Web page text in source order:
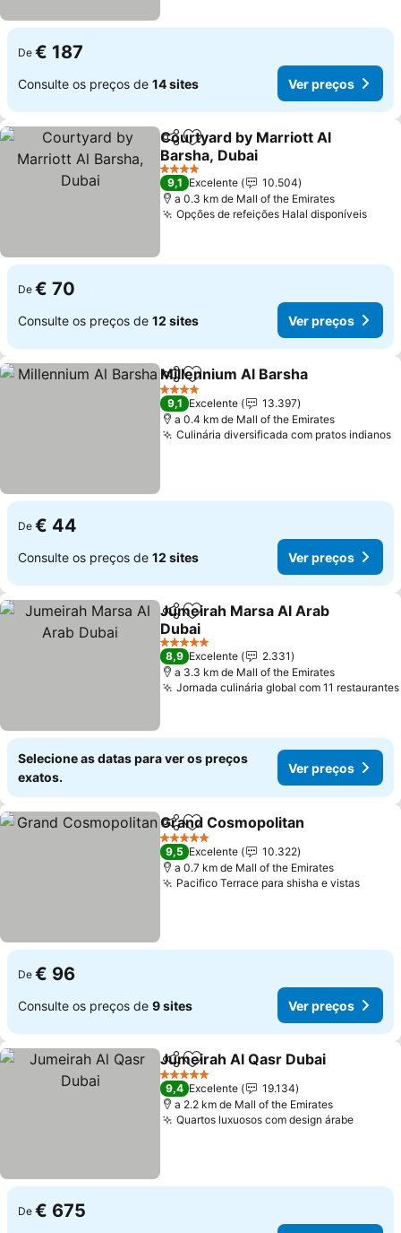
De € 187
Consulte os preços de 14 sites Ver preços
PartilharAdicionar aos favoritos
Courtyard by Marriott Al
Barsha, Dubai
4 Estrelas
9,1 Excelente
10.504
a 0.3 km de Mall of the Emirates
Opções de refeições Halal disponíveis
De € 70
Consulte os preços de 12 sites Ver preços
PartilharAdicionar aos favoritos
Millennium Al Barsha
4 Estrelas
9,1 Excelente
13.397
a 0.4 km de Mall of the Emirates
Culinária diversificada com pratos indianos
De € 44
Consulte os preços de 12 sites Ver preços
PartilharAdicionar aos favoritos
Jumeirah Marsa Al Arab
Dubai
5 Estrelas
8,9 Excelente
2.331
a 3.3 km de Mall of the Emirates
Jornada culinária global com 11 restaurantes
Selecione as datas para ver os preços
exatos.
Ver preços
PartilharAdicionar aos favoritos
Grand Cosmopolitan
5 Estrelas
9,5 Excelente
10.322
a 0.7 km de Mall of the Emirates
Pacifico Terrace para shisha e vistas
De € 96
Consulte os preços de 9 sites Ver preços
PartilharAdicionar aos favoritos
Jumeirah Al Qasr Dubai
5 Estrelas
9,4 Excelente
19.134
a 2.2 km de Mall of the Emirates
Quartos luxuosos com design árabe
De € 675